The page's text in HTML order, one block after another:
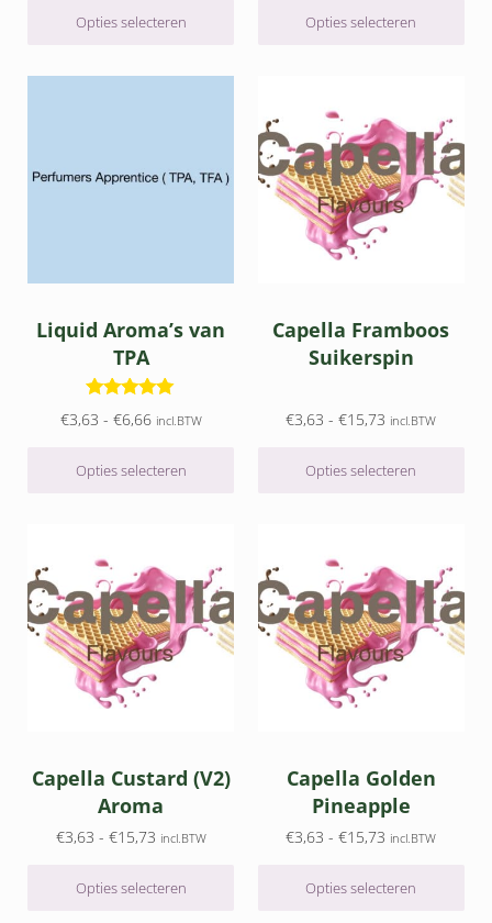
Opties selecteren Opties selecteren
Liquid Aroma’s van
TPA
Waardering
5uit 5
€3,63 - €6,66Prijsklasse: €3,63 tot €6,66
incl.BTW
Opties selecteren
Capella Framboos
Suikerspin
€3,63 - €15,73 Prijsklasse:
incl.BTW
Opties selecteren
Capella Custard (V2)
Aroma
€3,63 - €15,73Prijsklasse: €3,63 tot €15,73
incl.BTW
Opties selecteren
Capella Golden
Pineapple
€3,63 - €15,73 Prijsklasse:
incl.BTW
Opties selecteren